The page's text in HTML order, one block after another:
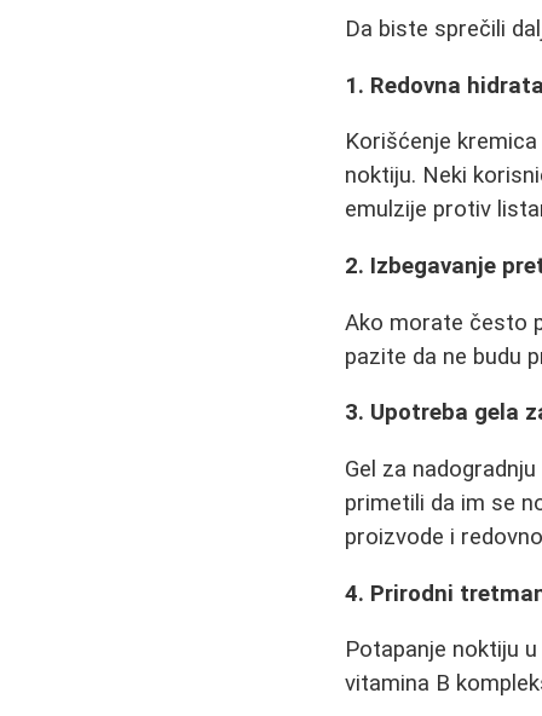
Da biste sprečili
1. Redovna
Korišćenje
noktiju. Neki
emulzije protiv
2. Izbegavanje
Ako morate često
pazite da ne budu
3. Upotreba gela
Gel za
primetili da im se
proizvode i
4. Prirodni
Potapanje noktiju
vitamina B